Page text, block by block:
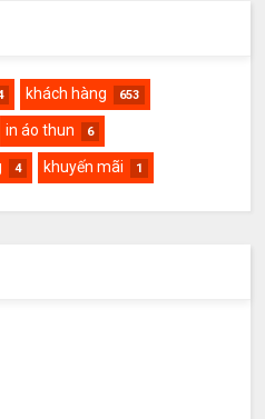
khách hàng 653
in áo thun 6
4 khuyến mãi 1